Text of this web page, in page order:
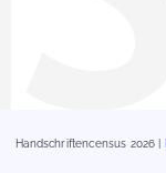
Handschriftencensus 2026 |